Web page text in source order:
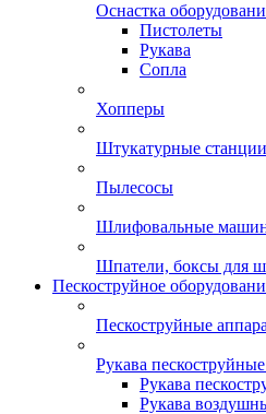
Оснастка
Пистолеты
Рукава
Сопла
Хопперы
Штукатурные станции
Пылесосы
Шлифовальные
Шпатели, боксы для
Пескоструйное
Пескоструйные
Рукава пескоструйные
Рукава
Рукава